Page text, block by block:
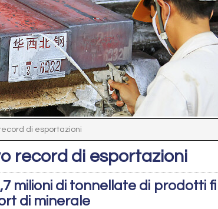
di esportazioni
record di esportazioni
milioni di tonnellate di prodotti
di minerale